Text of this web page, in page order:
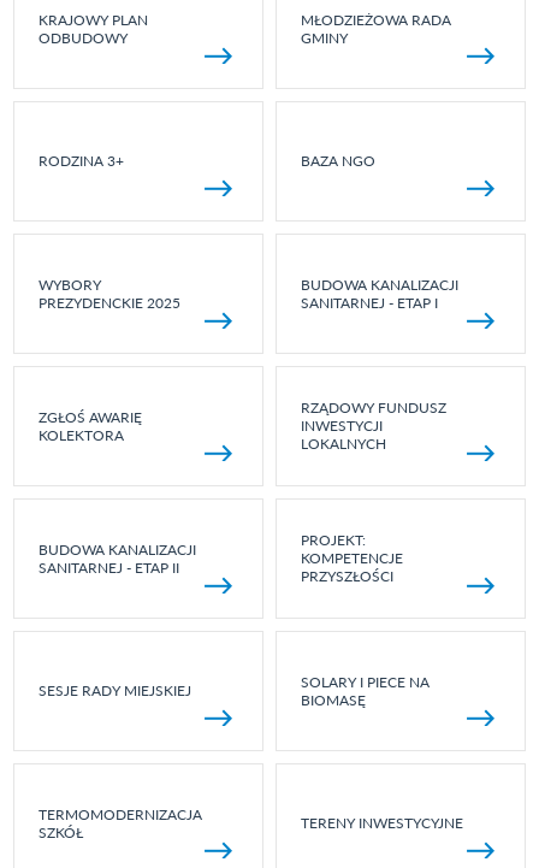
KRAJOWY PLAN
ODBUDOWY
MŁODZIEŻOWA RADA
GMINY
RODZINA 3+ BAZA NGO
WYBORY
PREZYDENCKIE 2025
BUDOWA KANALIZACJI
SANITARNEJ - ETAP I
ZGŁOŚ AWARIĘ
KOLEKTORA
RZĄDOWY FUNDUSZ
INWESTYCJI
LOKALNYCH
BUDOWA KANALIZACJI
SANITARNEJ - ETAP II
PROJEKT:
KOMPETENCJE
PRZYSZŁOŚCI
SESJE RADY MIEJSKIEJ
SOLARY I PIECE NA
BIOMASĘ
TERMOMODERNIZACJA
SZKÓŁ
TERENY INWESTYCYJNE